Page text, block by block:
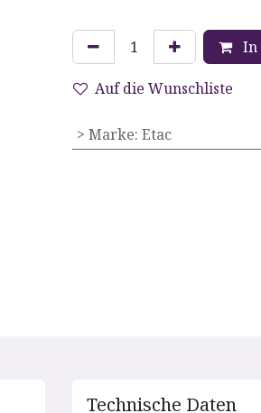
In
Auf die Wunschliste
> Marke: Etac
Technische D​aten